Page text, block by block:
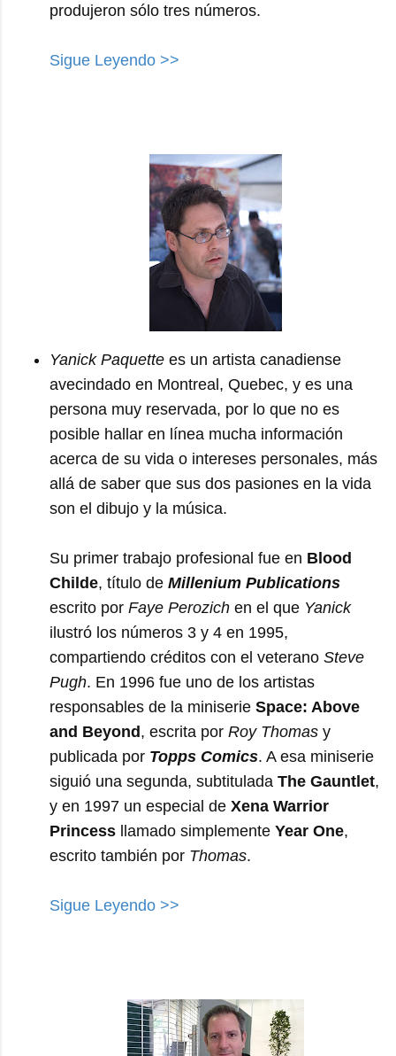
produjeron sólo tres números.
Sigue Leyendo >>
Yanick Paquette es un artista canadiense
avecindado en Montreal, Quebec, y es una
persona muy reservada, por lo que no es
posible hallar en línea mucha información
acerca de su vida o intereses personales, más
allá de saber que sus dos pasiones en la vida
son el dibujo y la música.
Su primer trabajo profesional fue en Blood
Childe, título de Millenium Publications
escrito por Faye Perozich en el que Yanick
ilustró los números 3 y 4 en 1995,
compartiendo créditos con el veterano Steve
Pugh. En 1996 fue uno de los artistas
responsables de la miniserie Space: Above
and Beyond, escrita por Roy Thomas y
publicada por Topps Comics. A esa miniserie
siguió una segunda, subtitulada The Gauntlet,
y en 1997 un especial de Xena Warrior
Princess llamado simplemente Year One,
escrito también por Thomas.
Sigue Leyendo >>